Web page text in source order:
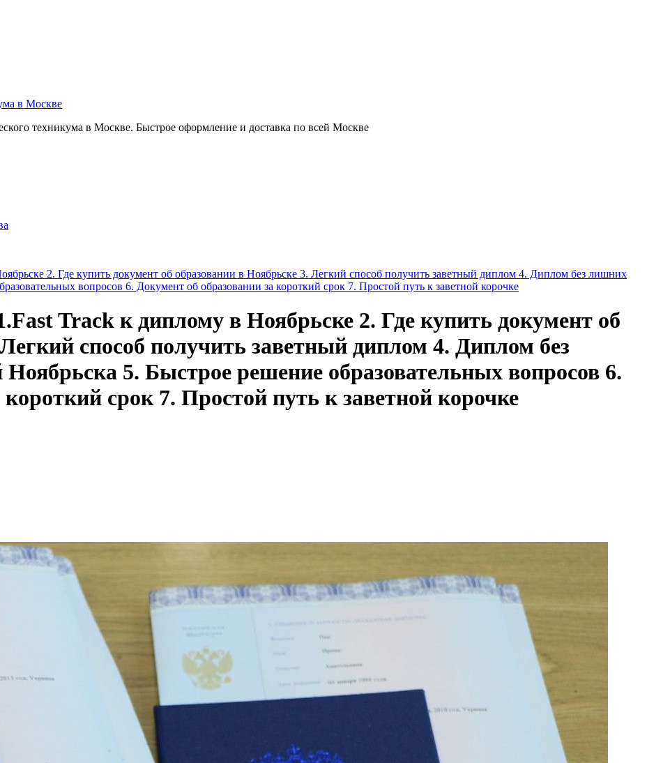
в Москве
техникума в Москве. Быстрое оформление и доставка по всей Москве
2. Где купить документ об образовании в Ноябрьске 3. Легкий способ получить заветный диплом 4. Диплом без лишних
вопросов 6. Документ об образовании за короткий срок 7. Простой путь к заветной корочке
Track к диплому в Ноябрьске 2. Где купить документ об
способ получить заветный диплом 4. Диплом без
5. Быстрое решение образовательных вопросов 6.
срок 7. Простой путь к заветной корочке